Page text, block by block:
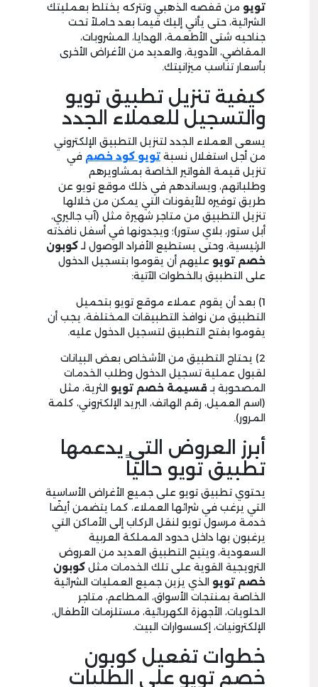
تويو من قفصه الذهبي وتتركه يختلط بعمليتك
الشرائية، حتى يأتي إليك فيما بعد حاملاً تحت
جناحيه شتى الأطعمة، الهدايا، المشروبات،
المقاضي، الأدوية، والعديد من الأغراض الأخرى
بأسعار تناسب ميزانيتك.
كيفية تنزيل تطبيق تويو
والتسجيل للعملاء الجدد
يسعى العملاء الجدد لتنزيل التطبيق الإلكتروني
من أجل استغلال نسبة تويو كود خصم في
تنزيل قيمة الفواتير الخاصة بمشاويرهم
وطلباتهم، ويساندهم في ذلك موقع تويو عن
طريق توفيره للأيقونات التي يمكن من خلالها
تنزيل التطبيق من متاجر شهيرة مثل (آب جاليري،
أبل ستور، بلاي ستور)؛ ويجدونها في أسفل نافذته
الرئيسية، وحتى يستطيع الأفراد الوصول لـكوبون
خصم تويو عليهم أن يقوموا بتسجيل الدخول
على التطبيق بالخطوات الآتية:
1) بعد أن يقوم عملاء موقع تويو بتحميل
التطبيق من نوافذ التطبيقات المختلفة، يجب أن
يقوموا بفتح التطبيق لتسجيل الدخول عليه.
2) يحتاج التطبيق من الأشخاص بعض البيانات
لقبول عملية تسجيل الدخول وطلب الخدمات
المصحوبة بـ قسيمة خصم تويو الثرية، مثل
(اسم العميل، رقم الهاتف، البريد الإلكتروني، كلمة
المرور).
أبرز العروض التي يدعمها
تطبيق تويو حالياً
يحتوي تطبيق تويو على جميع الأغراض الأساسية
التي يرغب في شرائها العملاء، كما يتضمن أيضًا
خدمة مرسول تويو لنقل الركاب إلى الأماكن التي
يرغبون بها داخل حدود المملكة العربية
السعودية، ويتيح التطبيق العديد من العروض
الترويجية القوية على تلك الخدمات مثل كوبون
خصم تويو الذي يزين جميع العمليات الشرائية
الخاصة بمنتجات الأسواق، المطاعم، متاجر
الحلويات، الأجهزة الكهربائية، مستلزمات الأطفال،
الإلكترونيات، إكسسوارات البيت.
خطوات تفعيل كوبون
خصم تويو على الطلبات